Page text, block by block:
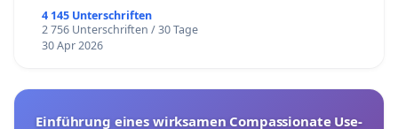
4 145 Unterschriften
2 756 Unterschriften / 30 Tage
30 Apr 2026
Einführung eines wirksamen Compassionate Use-